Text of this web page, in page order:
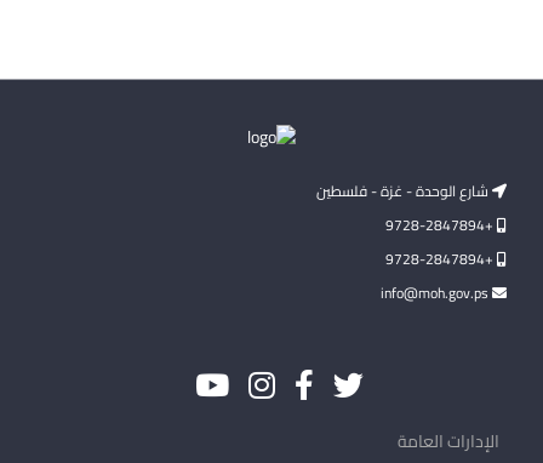
شارع الوحدة - غزة - فلسطين
+9728-2847894
+9728-2847894
الإدارات العامة